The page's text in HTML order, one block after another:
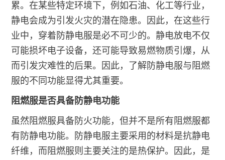
累。在某些特定环境下，例如石油、化工等行业，
静电会成为引发火灾的潜在隐患。因此，在这些行
业中，穿着防静电服是必不可少的。静电放电不仅
可能损坏电子设备，还可能导致易燃物质引爆，从
而引发灾难性的后果。因此，了解防静电服与阻燃
服的不同功能显得尤其重要。
阻燃服是否具备防静电功能
虽然阻燃服具备防火功能，但并不是所有阻燃服都
有防静电功能。防静电服主要采用的材料是抗静电
纤维，而阻燃服则主要关注的是热保护。因此，是